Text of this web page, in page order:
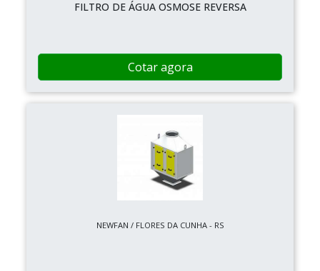
FILTRO DE ÁGUA OSMOSE REVERSA
Cotar agora
NEWFAN / FLORES DA CUNHA - RS